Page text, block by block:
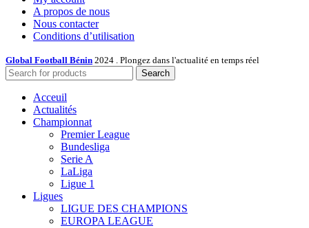
A propos de nous
Nous contacter
Conditions d’utilisation
Global Football Bénin 2024 . Plongez dans l'actualité en temps réel
Search
Acceuil
Actualités
Championnat
Premier League
Bundesliga
Serie A
LaLiga
Ligue 1
Ligues
LIGUE DES CHAMPIONS
EUROPA LEAGUE